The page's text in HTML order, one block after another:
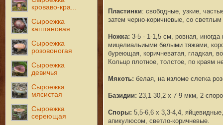
кроваво-кра...
Сыроежка
каштановая
Сыроежка
розовоногая
Сыроежка
девичья
Сыроежка
мясистая
Сыроежка
сереющая
Пластинки: свободные, узкие,
затем черно-коричневые, со
Ножка: 3-5 - 1-1,5 см, ровная,
мицелиальиыми белыми тяжами,
буреющая, коричневатая, гладкая,
Кольцо плотное, толстое, по краям
Мякоть: белая, на изломе слегка
Базидии: 23,1-30,2 x 7-9 мкм, 2-
Споры: 5,5-6,6 х 3,3-4,4,
апикулюсом, светло-коричневые.